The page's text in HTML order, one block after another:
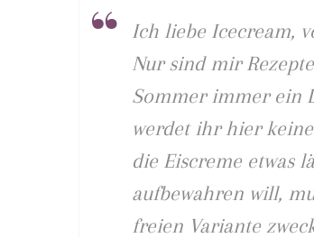
Ich liebe Icecream,
Nur sind mir
Sommer immer ein
werdet ihr hier
die Eiscreme etwas
aufbewahren will,
freien Variante